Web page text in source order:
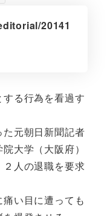
20141
る行為を看過す
元朝日新聞記者
大学（大阪府）
人の退職を要求
い目に遭っても